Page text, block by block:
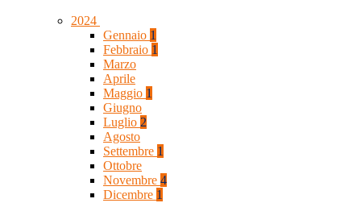
2024
Gennaio 1
Febbraio 1
Marzo
Aprile
Maggio 1
Giugno
Luglio 2
Agosto
Settembre 1
Ottobre
Novembre 4
Dicembre 1